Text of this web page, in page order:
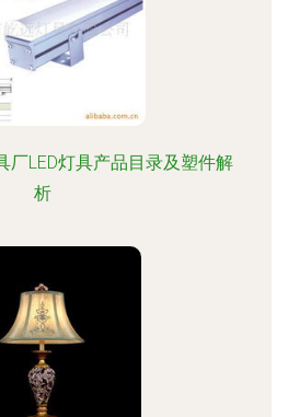
厂LED灯具产品目录及塑件解
析